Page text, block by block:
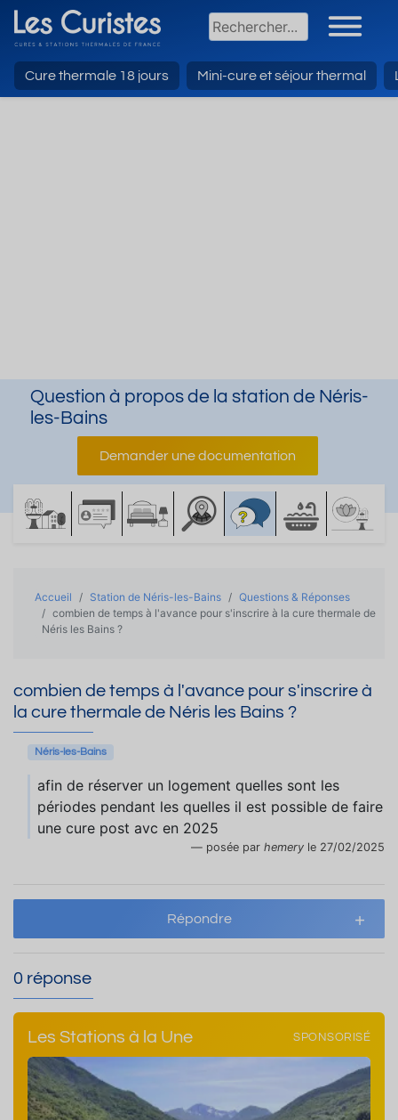
Cure thermale 18 jours Mini-cure et séjour thermal
Question à propos de la station de Néris-
les-Bains
Demander une documentation
Accueil Station de Néris-les-Bains
Questions & Réponses
combien de temps à l'avance pour s'inscrire à la cure thermale de
Néris les Bains ?
combien de temps à l'avance pour s'inscrire à
la cure thermale de Néris les Bains ?
Néris-les-Bains
afin de réserver un logement quelles sont les
périodes pendant les quelles il est possible de faire
une cure post avc en 2025
posée par hemery le 27/02/2025
Répondre
0 réponse
Les Stations à la Une SPONSORISÉ